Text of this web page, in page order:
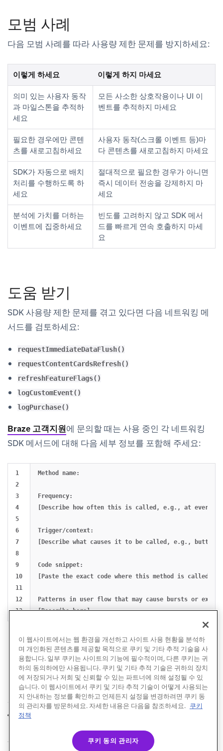
모범 사례
다음 모범 사례를 따라 사용량 제한 문제를 방지하세요:
이렇게 하세요 이렇게 하지 마세요
의미 있는 사용자 동작
과 마일스톤을 추적하
세요
모든 사소한 상호작용이나 UI 이
벤트를 추적하지 마세요
필요한 경우에만 콘텐
츠를 새로고침하세요
사용자 동작(스크롤 이벤트 등)마
다 콘텐츠를 새로고침하지 마세요
SDK가 자동으로 배치
처리를 수행하도록 하
세요
절대적으로 필요한 경우가 아니면
즉시 데이터 전송을 강제하지 마
세요
분석에 가치를 더하는
이벤트에 집중하세요
빈도를 고려하지 않고 SDK 메서
드를 빠르게 연속 호출하지 마세
요
도움 받기
SDK 사용량 제한 문제를 겪고 있다면 다음 네트워킹 메
서드를 검토하세요:
requestImmediateDataFlush()
requestContentCardsRefresh()
refreshFeatureFlags()
logCustomEvent()
logPurchase()
Braze 고객지원에 문의할 때는 사용 중인 각 네트워킹
SDK 메서드에 대해 다음 세부 정보를 포함해 주세요:
1
2
3
4
5
6
7
8
9
10
11
12
Method name:
Frequency:
[Describe how often this is called, e.g., at every
Trigger/context:
[Describe what causes it to be called, e.g.,
Code snippet:
[Paste the exact code where this method is
Patterns in user flow that may cause bursts or
이전
이 웹사이트에서는 웹 환경을 개선하고 사이트 사용 현황을 분석하
며 개인화된 콘텐츠를 제공할 목적으로 쿠키 및 기타 추적 기술을 사
용합니다. 일부 쿠키는 사이트의 기능에 필수적이며, 다른 쿠키는 귀
하의 동의하에만 사용됩니다. 쿠키 및 기타 추적 기술은 귀하의 장치
에 저장되거나 저희 및 신뢰할 수 있는 파트너에 의해 설정될 수 있
습니다. 이 웹사이트에서 쿠키 및 기타 추적 기술이 어떻게 사용되는
지 안내하는 정보를 확인하고 언제든지 설정을 변경하려면 쿠키 동
의 관리자를 방문하세요. 자세한 내용은 다음을 참조하세요. 쿠키
정책
쿠키 동의 관리자